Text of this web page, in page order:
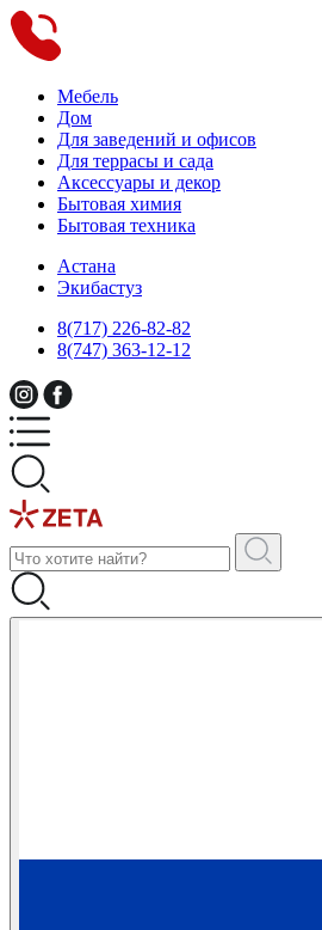
Мебель
Дом
Для заведений и офисов
Для террасы и сада
Аксессуары и декор
Бытовая химия
Бытовая техника
Астана
Экибастуз
8(717) 226-82-82
8(747) 363-12-12